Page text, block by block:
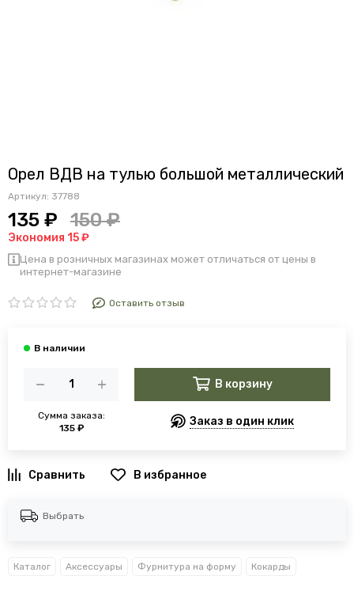
Орел ВДВ на тулью большой металлический
Артикул: 37788
135 ₽ 150 ₽
Экономия 15 ₽
Цена в розничных магазинах может отличаться от цены в
интернет-магазине
Оставить отзыв
Сумма заказа:
135 ₽
В корзину
Заказ в один клик
В избранное
Выбрать
Каталог Аксессуары Фурнитура на форму Кокарды